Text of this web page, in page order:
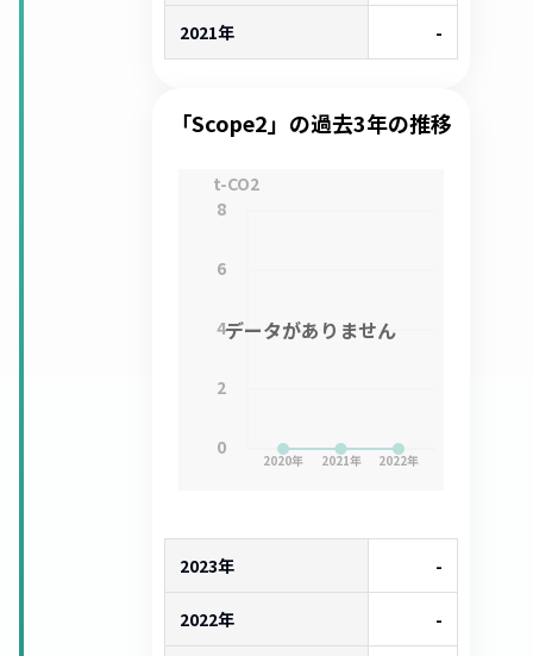
2021年 -
「Scope2」の過去3年の推移
2020年 2021年 2022年
0
2
4
6
8
t-CO2
データがありません
2023年 -
2022年 -